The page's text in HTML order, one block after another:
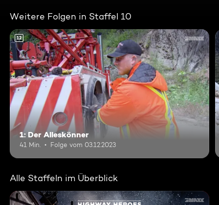
Weitere Folgen in Staffel 10
12
1: Der Alleskönner
41 Min. Folge vom 03.12.2023
Alle Staffeln im Überblick